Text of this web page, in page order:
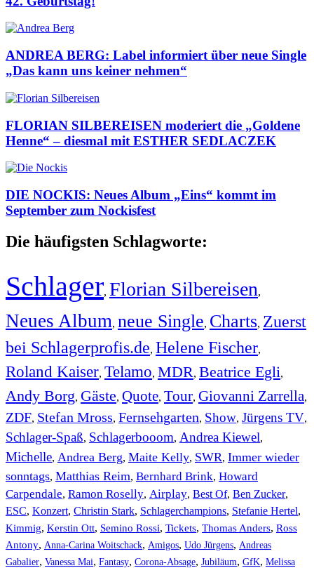
ANDREA BERG: Label informiert über neue Single
„Das kann uns keiner nehmen“
FLORIAN SILBEREISEN moderiert die „Goldene
Henne“ – diesmal mit ESTHER SEDLACZEK
DIE NOCKIS: Neues Album „Eins“ kommt im
September zum Nockisfest
Die häufigsten Schlagworte:
Schlager, Florian Silbereisen,
Neues Album, neue Single, Charts, Zuerst
bei Schlagerprofis.de, Helene Fischer,
Roland Kaiser, Telamo, MDR, Beatrice Egli,
Andy Borg, Gäste, Quote, Tour, Giovanni Zarrella,
ZDF, Stefan Mross, Fernsehgarten, Show, Jürgens TV,
Schlager-Spaß, Schlagerbooom, Andrea Kiewel,
Michelle, Andrea Berg, Maite Kelly, SWR, Immer wieder
sonntags, Matthias Reim, Bernhard Brink, Howard
Carpendale, Ramon Roselly, Airplay, Best Of, Ben Zucker,
ESC, Konzert, Christin Stark, Schlagerchampions, Stefanie Hertel,
Kimmig, Kerstin Ott, Semino Rossi, Tickets, Thomas Anders, Ross
Antony, Anna-Carina Woitschack, Amigos, Udo Jürgens, Andreas
Gabalier, Vanessa Mai, Fantasy, Corona-Absage, Jubiläum, GfK, Melissa